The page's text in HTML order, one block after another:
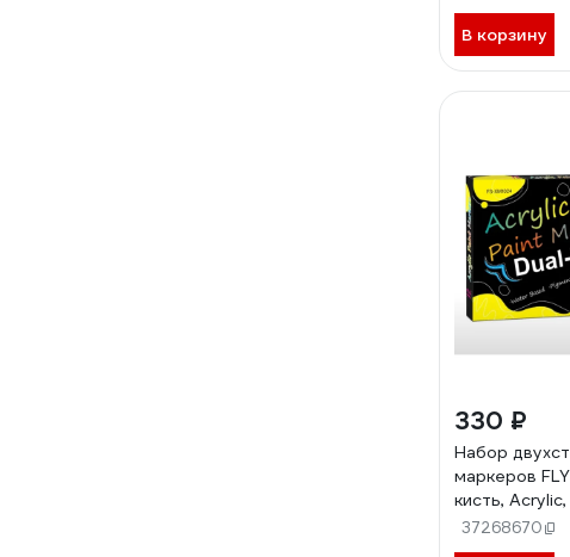
В корзину
330 ₽
Набор
маркеров
кисть,
XM1024
37268670